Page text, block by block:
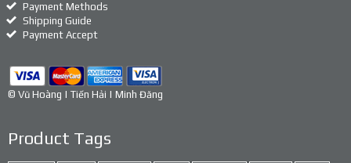
Payment Methods
Shipping Guide
Payment Accept
© Vũ Hoàng | Tiến Hải | Minh Đăng
Product Tags